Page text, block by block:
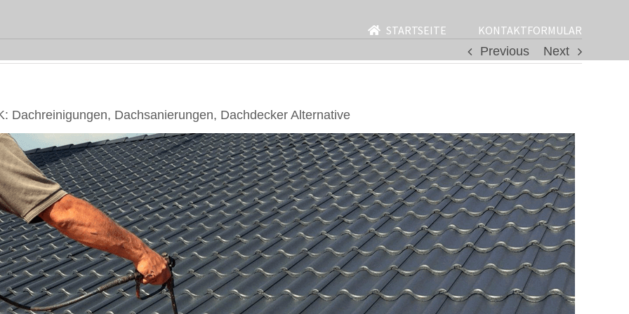
STARTSEITE
KONTAKTFORMULAR
Previous
Next
Dachreinigungen, Dachsanierungen, Dachdecker Alternative